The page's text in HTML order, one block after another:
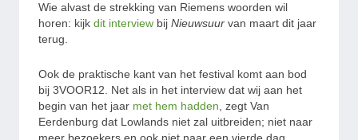
Wie alvast de strekking van Riemens woorden wil
horen: kijk dit interview bij Nieuwsuur van maart dit jaar
terug.
Ook de praktische kant van het festival komt aan bod
bij 3VOOR12. Net als in het interview dat wij aan het
begin van het jaar met hem hadden , zegt Van
Eerdenburg dat Lowlands niet zal uitbreiden; niet naar